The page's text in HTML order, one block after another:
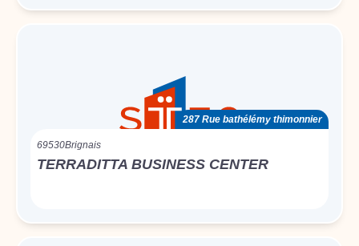
287 Rue bathélémy thimonnier
69530Brignais
TERRADITTA BUSINESS CENTER